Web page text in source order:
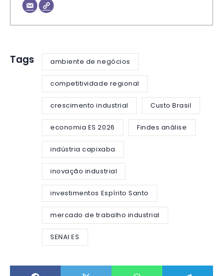
Tags ambiente de negócios
competitividade regional
crescimento industrial Custo Brasil
economia ES 2026 Findes análise
indústria capixaba
inovação industrial
investimentos Espírito Santo
mercado de trabalho industrial
SENAI ES